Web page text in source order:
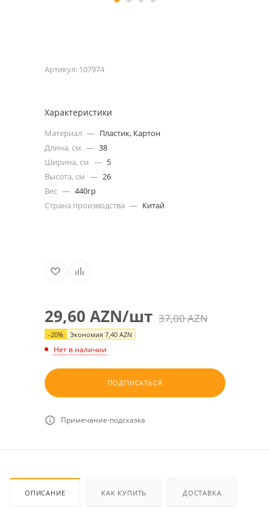
Артикул: 107974
Характеристики
Материал — Пластик, Картон
Длина, см — 38
Ширина, см — 5
Высота, см — 26
Вес — 440гр
Страна производства — Китай
29,60 AZN/шт 37,00AZN
-20% Экономия 7,40 AZN
Нет в наличии
ПОДПИСАТЬСЯ
Примечание-подсказка
ОПИСАНИЕ КАК КУПИТЬ ДОСТАВКА